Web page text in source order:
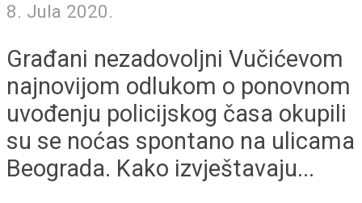
8. Jula 2020.
Građani nezadovoljni Vučićevom
najnovijom odlukom o ponovnom
uvođenju policijskog časa okupili
su se noćas spontano na ulicama
Beograda. Kako izvještavaju...